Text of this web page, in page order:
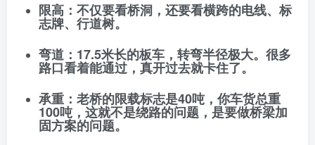
限高 ：不仅要看桥洞，还要看横跨的电线、标
志牌、行道树。
弯道 ：17.5米长的板车，转弯半径极大。很多
路口看着能通过，真开过去就卡住了。
承重 ：老桥的限载标志是40吨，你车货总重
100吨，这就不是绕路的问题，是要做桥梁加
固方案的问题。